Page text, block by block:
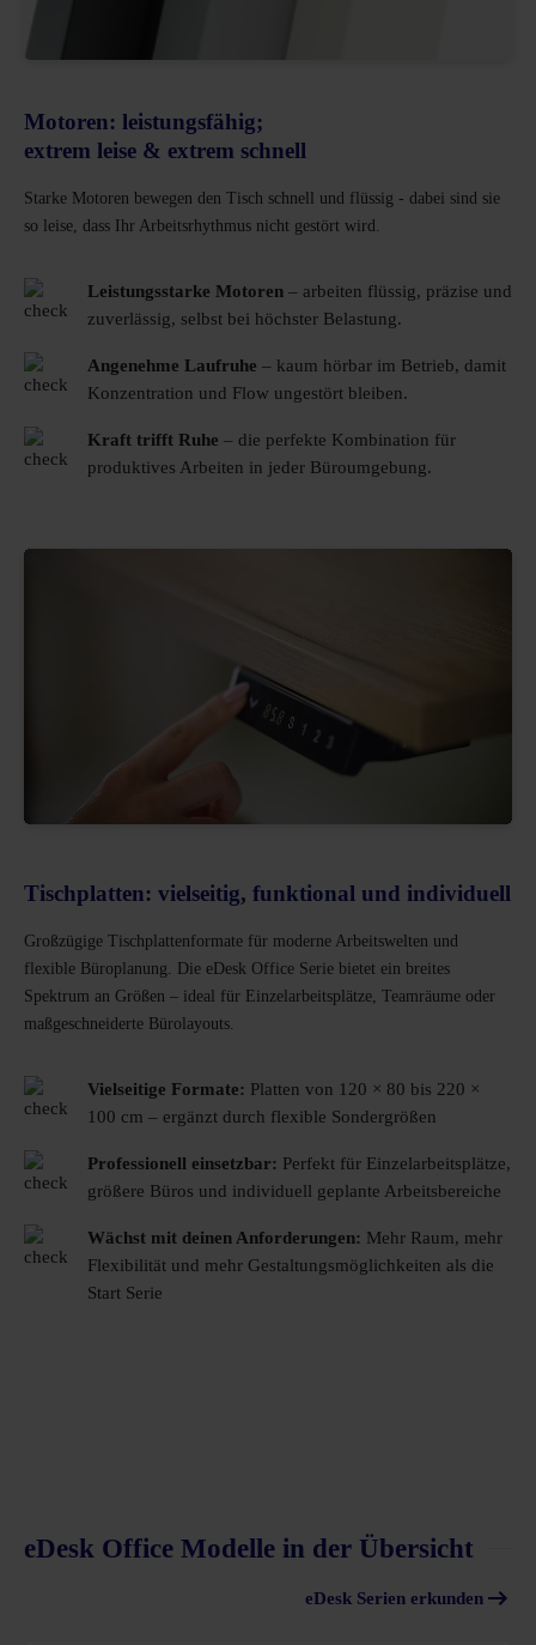
Motoren: leistungsfähig;
extrem leise & extrem schnell
Starke Motoren bewegen den Tisch schnell und flüssig - dabei sind sie
so leise, dass Ihr Arbeitsrhythmus nicht gestört wird.
Leistungsstarke Motoren – arbeiten flüssig, präzise und
zuverlässig, selbst bei höchster Belastung.
Angenehme Laufruhe – kaum hörbar im Betrieb, damit
Konzentration und Flow ungestört bleiben.
Kraft trifft Ruhe – die perfekte Kombination für
produktives Arbeiten in jeder Büroumgebung.
Tischplatten: vielseitig, funktional und individuell
Großzügige Tischplattenformate für moderne Arbeitswelten und
flexible Büroplanung. Die eDesk Office Serie bietet ein breites
Spektrum an Größen – ideal für Einzelarbeitsplätze, Teamräume oder
maßgeschneiderte Büro­layouts.
Vielseitige Formate: Platten von 120 × 80 bis 220 ×
100 cm – ergänzt durch flexible Sondergrößen
Professionell einsetzbar: Perfekt für Einzelarbeitsplätze,
größere Büros und individuell geplante Arbeitsbereiche
Wächst mit deinen Anforderungen: Mehr Raum, mehr
Flexibilität und mehr Gestaltungsmöglichkeiten als die
Start Serie
eDesk Office Modelle in der Übersicht
eDesk Serien erkunden